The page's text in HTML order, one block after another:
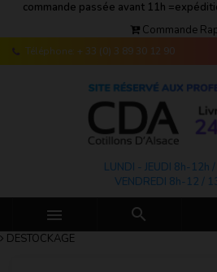
commande passée avant 11h
Commande
Téléphone: + 33 (0) 3 89 30 12 90
LUNDI - JEUDI 8h-12h
VENDREDI 8h-12 /
 
DESTOCKAGE